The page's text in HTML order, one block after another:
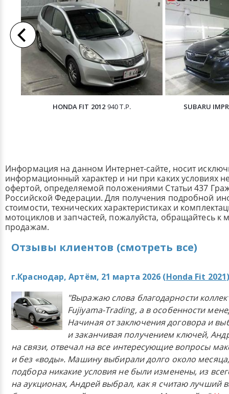
HONDA FIT 2012 940 Т.Р. SUBARU
Информация на данном Интернет-сайте, носит
информационный характер и ни при каких условиях
офертой, определяемой положениями Статьи 437
Российской Федерации. Для получения подробной
стоимости, технических характеристиках и
мотоциклов и запчастей, пожалуйста, обращайтесь к
продажам.
Отзывы клиентов (смотреть все)
г.Краснодар, Артём, 21 марта 2026 (Honda Fit 2021
"Выражаю слова благодарности
Fujiyama-Trading, а в особенности
Начиная от заключения договора и
и заканчивая получением ключей,
на связи, отвечал на все интересующие вопросы
и без «воды». Машину выбирали долго около
подбора никакие условия не были изменены, из
на аукционах, Андрей выбрал, как я считаю лучший